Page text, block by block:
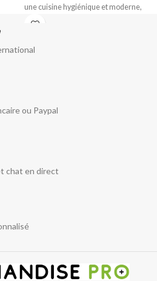
une cuisine hygiénique et moderne,
elles sont robustes, faciles à entretenir
ou Paypal
chat en direct